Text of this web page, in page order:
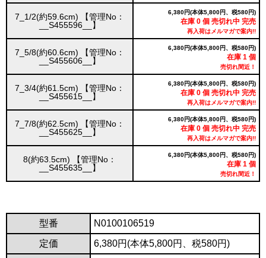
7_1/2(約59.6cm) 【管理No：
__S455596__】
6,380円(本体5,800円、税580円)
在庫 0 個 売切れ中 完売
再入荷はメルマガで案内!!
7_5/8(約60.6cm) 【管理No：
__S455606__】
6,380円(本体5,800円、税580円)
在庫 1 個
売切れ間近！
7_3/4(約61.5cm) 【管理No：
__S455615__】
6,380円(本体5,800円、税580円)
在庫 0 個 売切れ中 完売
再入荷はメルマガで案内!!
7_7/8(約62.5cm) 【管理No：
__S455625__】
6,380円(本体5,800円、税580円)
在庫 0 個 売切れ中 完売
再入荷はメルマガで案内!!
8(約63.5cm) 【管理No：
__S455635__】
6,380円(本体5,800円、税580円)
在庫 1 個
売切れ間近！
型番
N0100106519
定価
6,380円(本体5,800円、税580円)